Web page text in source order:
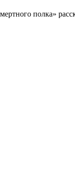
полка»